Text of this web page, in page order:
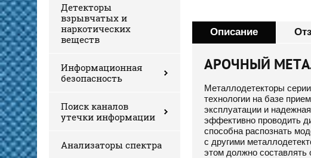
Детекторы
взрывчатых и
наркотических
веществ
Информационная
безопасность
Поиск каналов
утечки информации
Анализаторы спектра
Описание
АРОЧНЫЙ
Металлодетекторы
технологии на базе
эксплуатации и
эффективно проводить
способна распознать
с другими
этом должно